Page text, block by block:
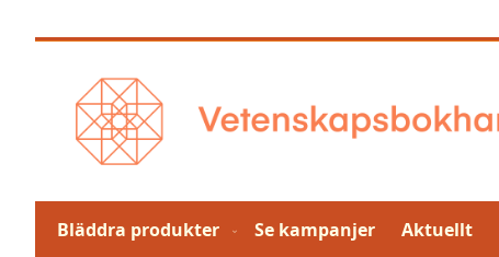
till
Bläddra produkter Se kampanjer Aktuellt